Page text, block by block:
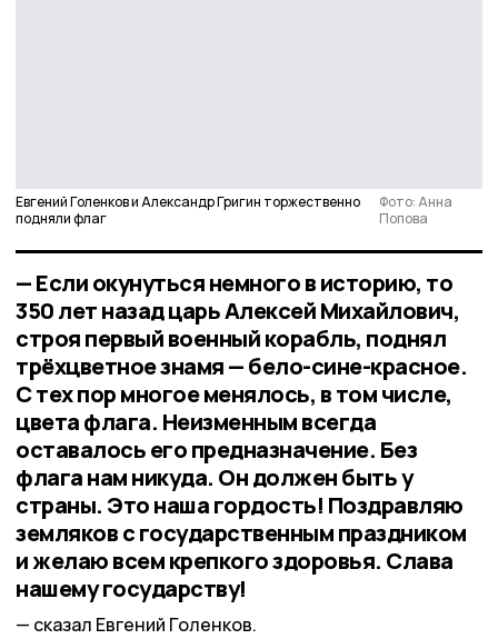
Евгений Голенков и Александр Григин торжественно
подняли флаг
Фото: Анна
Попова
— Если окунуться немного в историю, то
350 лет назад царь Алексей Михайлович,
строя первый военный корабль, поднял
трёхцветное знамя — бело-сине-красное.
С тех пор многое менялось, в том числе,
цвета флага. Неизменным всегда
оставалось его предназначение. Без
флага нам никуда. Он должен быть у
страны. Это наша гордость! Поздравляю
земляков с государственным праздником
и желаю всем крепкого здоровья. Слава
нашему государству!
сказал Евгений Голенков.